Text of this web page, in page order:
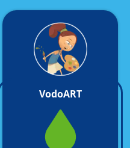
VodoART